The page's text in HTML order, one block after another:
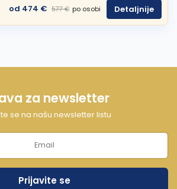
od 474 € 577 € po osobi Detaljnije
za newsletter
se na našu newsletter listu